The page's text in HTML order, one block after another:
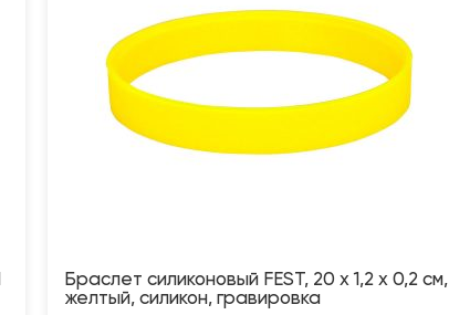
Браслет силиконовый FEST, 20 x 1,2 x 0,2 см,
желтый, силикон, гравировка